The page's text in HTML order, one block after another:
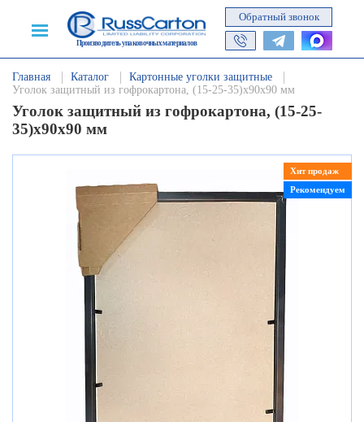
Производитель упаковочных материалов
Обратный звонок
Главная Каталог
Картонные уголки защитные
Уголок защитный из гофрокартона, (15-25-35)х90х90 мм
Уголок защитный из гофрокартона, (15-25-
35)х90х90 мм
Хит продаж
Рекомендуем